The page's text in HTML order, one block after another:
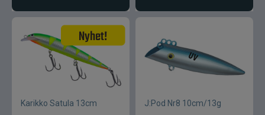
Karikko Satula 13cm J:Pod Nr8 10cm/13g